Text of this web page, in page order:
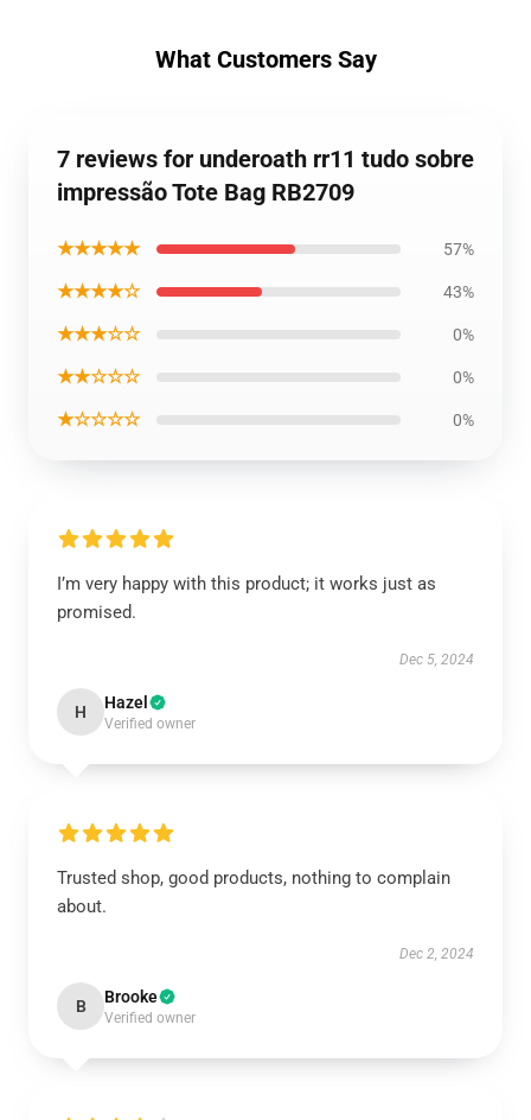
What Customers Say
7 reviews for underoath rr11 tudo sobre
impressão Tote Bag RB2709
★★★★★ 57%
★★★★☆ 43%
★★★☆☆ 0%
★★☆☆☆ 0%
★☆☆☆☆ 0%
I’m very happy with this product; it works just as
promised.
Dec 5, 2024
H Hazel
Verified owner
Trusted shop, good products, nothing to complain
about.
Dec 2, 2024
B Brooke
Verified owner